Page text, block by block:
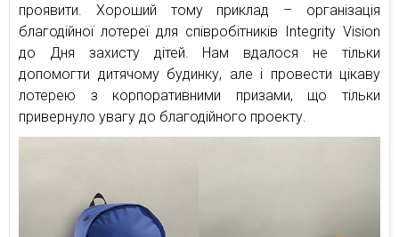
проявити. Хороший тому приклад – організація
благодійної лотереї для співробітників Integrity Vision
до Дня захисту дітей. Нам вдалося не тільки
допомогти дитячому будинку, але і провести цікаву
лотерею з корпоративними призами, що тільки
привернуло увагу до благодійного проекту.